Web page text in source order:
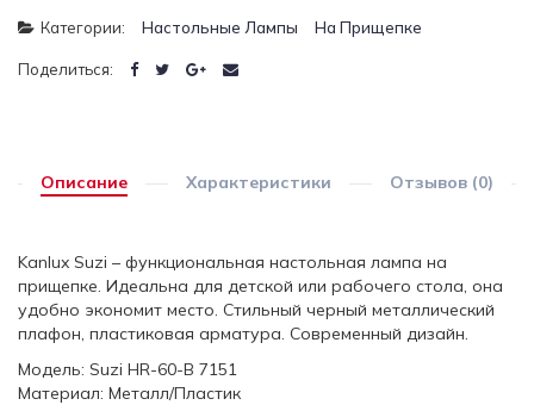
Категории: Настольные Лампы На Прищепке
Поделиться:
Описание Характеристики Отзывов (0)
Kanlux Suzi – функциональная настольная лампа на
прищепке. Идеальна для детской или рабочего стола, она
удобно экономит место. Стильный черный металлический
плафон, пластиковая арматура. Современный дизайн.
Модель: Suzi HR-60-B 7151
Материал: Металл/Пластик